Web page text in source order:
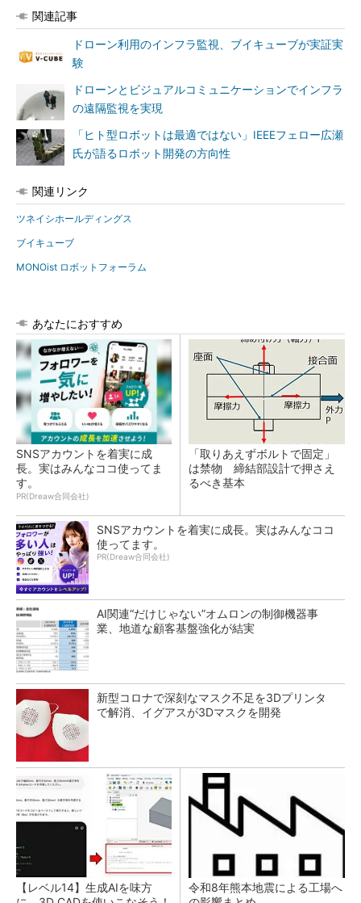
関連記事
ドローン利用のインフラ監視、ブイキューブが実証実
験
ドローンとビジュアルコミュニケーションでインフラ
の遠隔監視を実現
「ヒト型ロボットは最適ではない」IEEEフェロー広瀬
氏が語るロボット開発の方向性
関連リンク
ツネイシホールディングス
ブイキューブ
MONOist ロボットフォーラム
あなたにおすすめ
SNSアカウントを着実に成
長。実はみんなココ使ってま
す。
PR(Dreaw合同会社)
「取りあえずボルトで固定」
は禁物 締結部設計で押さえ
るべき基本
SNSアカウントを着実に成長。実はみんなココ
使ってます。
PR(Dreaw合同会社)
AI関連“だけじゃない”オムロンの制御機器事
業、地道な顧客基盤強化が結実
新型コロナで深刻なマスク不足を3Dプリンタ
で解消、イグアスが3Dマスクを開発
【レベル14】生成AIを味方
令和8年熊本地震による工場へ